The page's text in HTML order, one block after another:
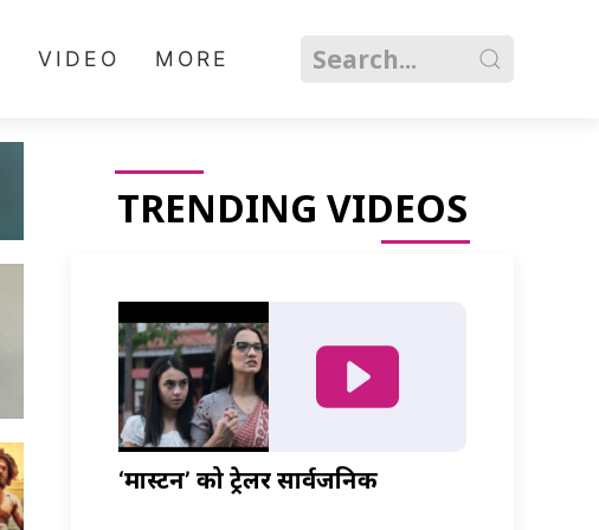
VIDEO MORE
TRENDING VIDEOS
‘मास्टर्नी’ को ट्रेलर सार्वजनिक